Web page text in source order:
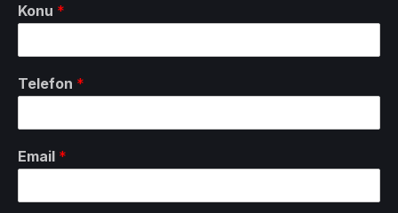
Konu *
Telefon *
Email *